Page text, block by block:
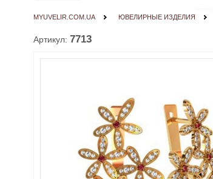
MYUVELIR.COM.UA ЮВЕЛИРНЫЕ ИЗДЕЛИЯ
Артикул: 7713